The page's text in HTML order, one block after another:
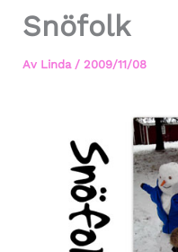
Snöfolk
Av Linda / 2009/11/08